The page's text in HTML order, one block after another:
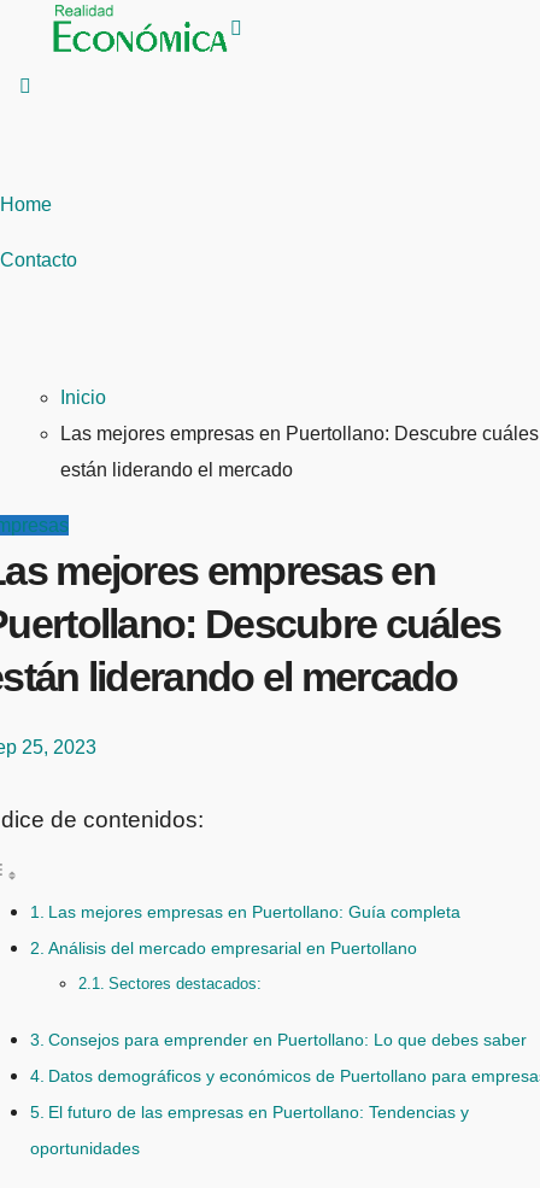
contenido
Home
Contacto
Inicio
Las mejores empresas en Puertollano: Descubre cuáles
están liderando el mercado
mejores empresas en
Descubre cuáles
liderando el mercado
25, 2023
de contenidos:
Las mejores empresas en Puertollano: Guía completa
Análisis del mercado empresarial en Puertollano
Sectores destacados:
Consejos para emprender en Puertollano: Lo que debes saber
Datos demográficos y económicos de Puertollano para
El futuro de las empresas en Puertollano: Tendencias y
oportunidades